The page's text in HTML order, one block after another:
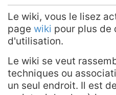
Le wiki, vous le lisez
page wiki pour plus de
d'utilisation.
Le wiki se veut
techniques ou
un seul endroit. Il est